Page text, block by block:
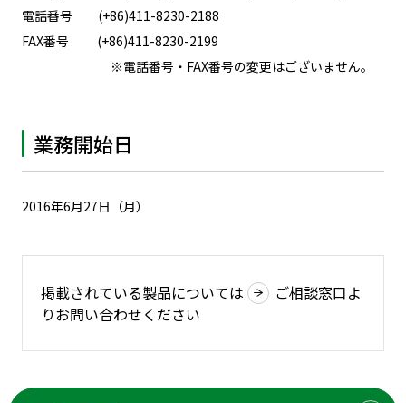
電話番号 (+86)411-8230-2188
FAX番号 (+86)411-8230-2199
※電話番号・FAX番号の変更はございません。
業務開始日
2016年6月27日（月）
掲載されている製品については ご相談窓口よ
りお問い合わせください